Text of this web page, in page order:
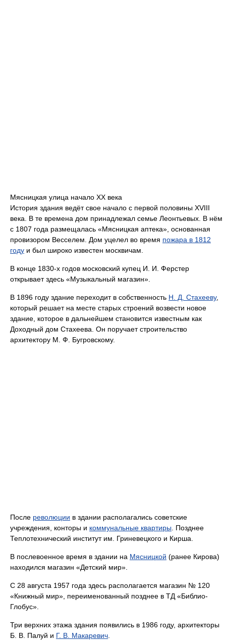
Мясницкая улица начало XX века
История здания ведёт свое начало с первой половины XVIII
века. В те времена дом принадлежал семье Леонтьевых. В нём
с 1807 года размещалась «Мясницкая аптека», основанная
провизором Весселем. Дом уцелел во время пожара в 1812
году и был широко известен москвичам.
В конце 1830-х годов московский купец И. И. Ферстер
открывает здесь «Музыкальный магазин».
В 1896 году здание переходит в собственность Н. Д. Стахееву,
который решает на месте старых строений возвести новое
здание, которое в дальнейшем становится известным как
Доходный дом Стахеева. Он поручает строительство
архитектору М. Ф. Бугровскому.
После революции в здании располагались советские
учреждения, конторы и коммунальные квартиры . Позднее
Теплотехнический институт им. Гриневецкого и Кирша.
В послевоенное время в здании на Мясницкой (ранее Кирова)
находился магазин «Детский мир».
С 28 августа 1957 года здесь располагается магазин № 120
«Книжный мир», переименованный позднее в ТД «Библио-
Глобус».
Три верхних этажа здания появились в 1986 году, архитекторы
Б. В. Палуй и Г. В. Макаревич